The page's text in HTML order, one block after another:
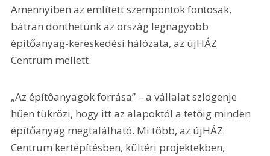
Amennyiben az említett szempontok fontosak,
bátran dönthetünk az ország legnagyobb
építőanyag-kereskedési hálózata, az újHÁZ
Centrum mellett.
„Az építőanyagok forrása” – a vállalat szlogenje
hűen tükrözi, hogy itt az alapoktól a tetőig minden
építőanyag megtalálható. Mi több, az újHÁZ
Centrum kertépítésben, kültéri projektekben,